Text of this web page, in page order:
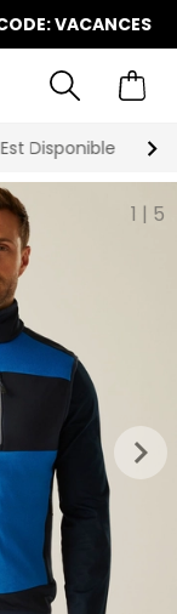
VACANCES
1 | 5
keyboard_arrow_right